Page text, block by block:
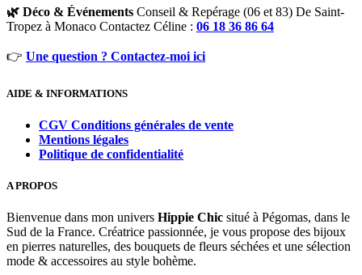
🌿 Déco & Événements Conseil & Repérage (06 et 83) De Saint-
Tropez à Monaco Contactez Céline : 06 18 36 86 64
👉 Une question ? Contactez-moi ici
AIDE & INFORMATIONS
CGV Conditions générales de vente
Mentions légales
Politique de confidentialité
A PROPOS
Bienvenue dans mon univers Hippie Chic situé à Pégomas, dans le
Sud de la France. Créatrice passionnée, je vous propose des bijoux
en pierres naturelles, des bouquets de fleurs séchées et une sélection
mode & accessoires au style bohème.